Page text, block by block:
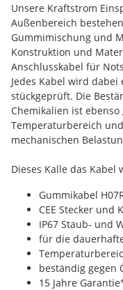
Unsere Kraftstrom
Außenbereich
Gummimischung und
Konstruktion und
Anschlusskabel für
Jedes Kabel wird dabei
stückgeprüft. Die
Chemikalien ist
Temperaturbereich
mechanischen
Dieses Kalle das
Gummikabel
CEE Stecker und
IP67 Staub- und
für die
beständig gegen
15 Jahre